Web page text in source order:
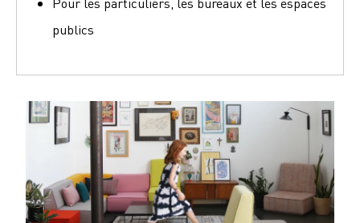
publics